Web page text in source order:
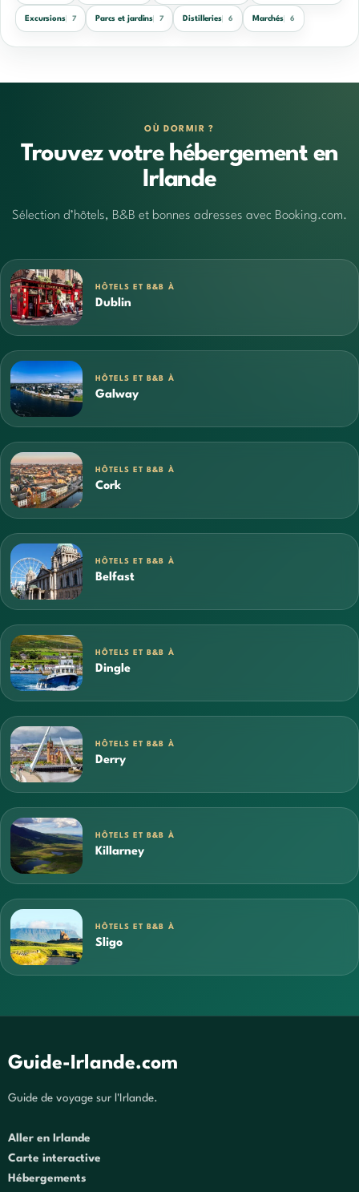
Excursions 7 Parcs et jardins 7 Distilleries 6 Marchés 6
OÙ DORMIR ?
Trouvez votre hébergement en
Irlande
Sélection d’hôtels, B&B et bonnes adresses avec Booking.com.
HÔTELS ET B&B À
Dublin
HÔTELS ET B&B À
Galway
HÔTELS ET B&B À
Cork
HÔTELS ET B&B À
Belfast
HÔTELS ET B&B À
Dingle
HÔTELS ET B&B À
Derry
HÔTELS ET B&B À
Killarney
HÔTELS ET B&B À
Sligo
Guide-Irlande.com
Guide de voyage sur l'Irlande.
Aller en Irlande
Carte interactive
Hébergements